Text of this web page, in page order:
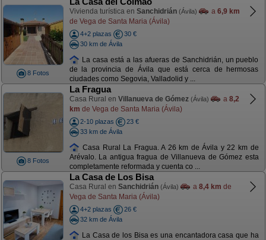
8 Fotos
Vivienda turística en Sanchidrián (Ávila) a 6,9 km
de Vega de Santa Maria (Ávila)
4+2 plazas
30 €
30 km de Ávila
La casa está a las afueras de Sanchidrián, un pueblo
de la provincia de Ávila que está cerca de hermosas
ciudades como Segovia, Valladolid y ...
8 Fotos
La Fragua
Casa Rural en Villanueva de Gómez (Ávila) a 8,2
km de Vega de Santa Maria (Ávila)
2-10 plazas
23 €
33 km de Ávila
Casa Rural La Fragua. A 26 km de Ávila y 22 km de
Arévalo. La antigua fragua de Villanueva de Gómez esta
completamente reformada y cuenta co ...
La Casa de Los Bisa
Casa Rural en Sanchidrián (Ávila) a 8,4 km de
Vega de Santa Maria (Ávila)
4+2 plazas
26 €
32 km de Ávila
La Casa de los Bisa es una encantadora casa que ha